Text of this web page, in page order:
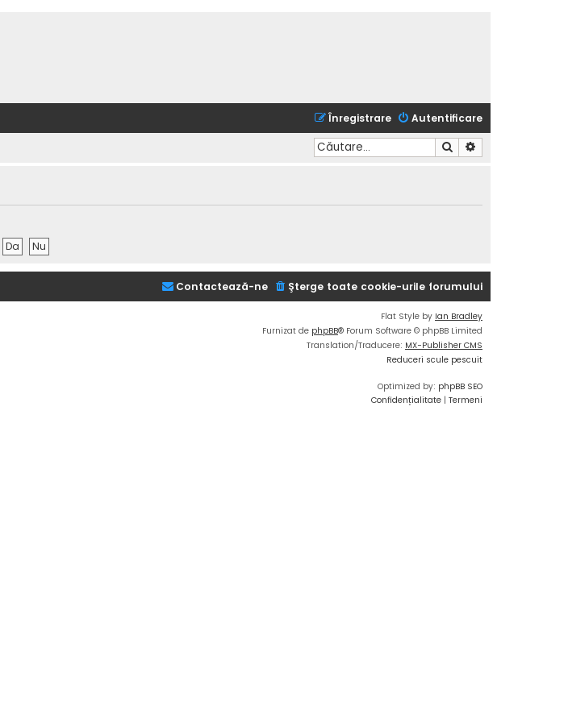
Autentificare
Înregistrare
Căutare
Şterge toate cookie-urile forumului
Contactează-ne
Flat Style by Ian Bradley
Furnizat de phpBB® Forum Software © phpBB Limited
Translation/Traducere: MX-Publisher CMS
Reduceri scule pescuit
Optimized by: phpBB SEO
Confidențialitate | Termeni